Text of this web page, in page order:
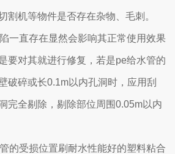
割机等物件是否存在杂物、毛刺。
一直存在显然会影响其正常使用效果
要对其就进行修复，若是pe给水管的
破碎或长0.1m以内孔洞时，应用刮
完全剔除，剔除部位周围0.05m以内
的受损位置刷耐水性能好的塑料粘合